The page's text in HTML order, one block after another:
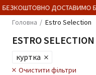
ДОСТАВИМО
Головна
Estro Selection
ESTRO SELECTION
куртка
Очистити фільтри